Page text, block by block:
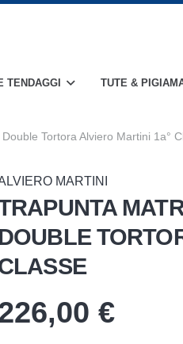
TENDAGGI TUTE &
Tortora Alviero Martini 1a°
MARTINI
DOUBLE
€